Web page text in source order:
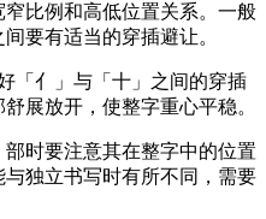
比例和高低位置关系。一般
要有适当的穿插避让。
「亻」与「十」之间的穿插
展放开，使整字重心平稳。
时要注意其在整字中的位置
独立书写时有所不同，需要